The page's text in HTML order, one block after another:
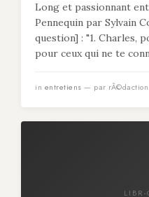
Long et passionnant
Pennequin par Sylvain
question] : "1. Charles,
pour ceux qui ne te
in entretiens — par rÃ©daction
LIBR-